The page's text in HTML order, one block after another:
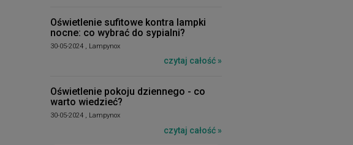
Oświetlenie sufitowe kontra lampki
nocne: co wybrać do sypialni?
30-05-2024 , Lampynox
czytaj całość »
Oświetlenie pokoju dziennego - co
warto wiedzieć?
30-05-2024 , Lampynox
czytaj całość »